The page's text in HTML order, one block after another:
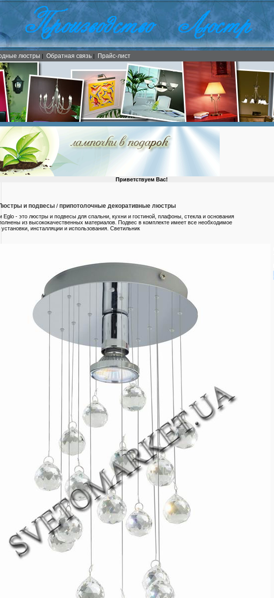
люстры | Обратная связь | Прайс-лист
Приветствуем Вас!
и подвесы / припотолочные декоративные люстры
Eglo - это люстры и подвесы для спальни, кухни и гостиной, плафоны, стекла и основания
из высококачественных материалов. Подвес в комплекте имеет все необходимое
установки, инсталляции и использования. Светильник